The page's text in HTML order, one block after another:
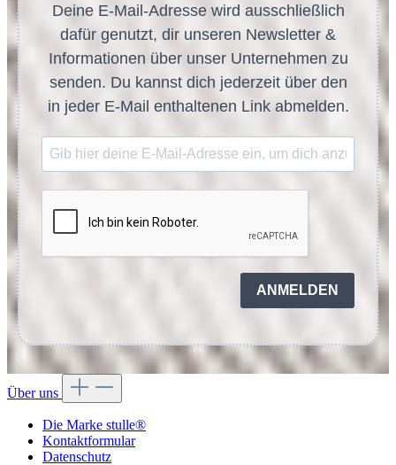
Deine E-Mail-Adresse wird ausschließlich
dafür genutzt, dir unseren Newsletter &
Informationen über unser Unternehmen zu
senden. Du kannst dich jederzeit über den
in jeder E-Mail enthaltenen Link abmelden.
ANMELDEN
Über uns
Die Marke stulle®
Kontaktformular
Datenschutz